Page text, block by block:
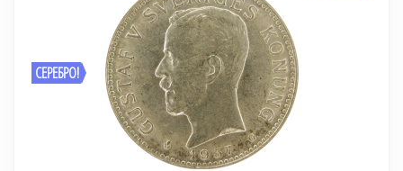
СЕРЕБРО!